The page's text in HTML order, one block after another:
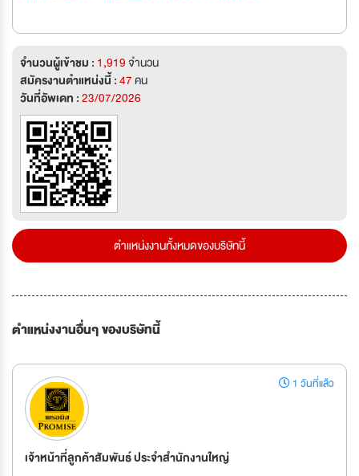
จำนวนผู้เข้าชม : 1,919จำนวน
สมัครงานตำแหน่งนี้ :47คน
วันที่อัพเดท :23/07/2026
ตำแหน่งงานทั้งหมดของบริษัทนี้
ตำแหน่งงานอื่นๆ ของบริษัทนี้
1 วันที่แล้ว
เจ้าหน้าที่ลูกค้าสัมพันธ์ ประจำสำนักงานใหญ่